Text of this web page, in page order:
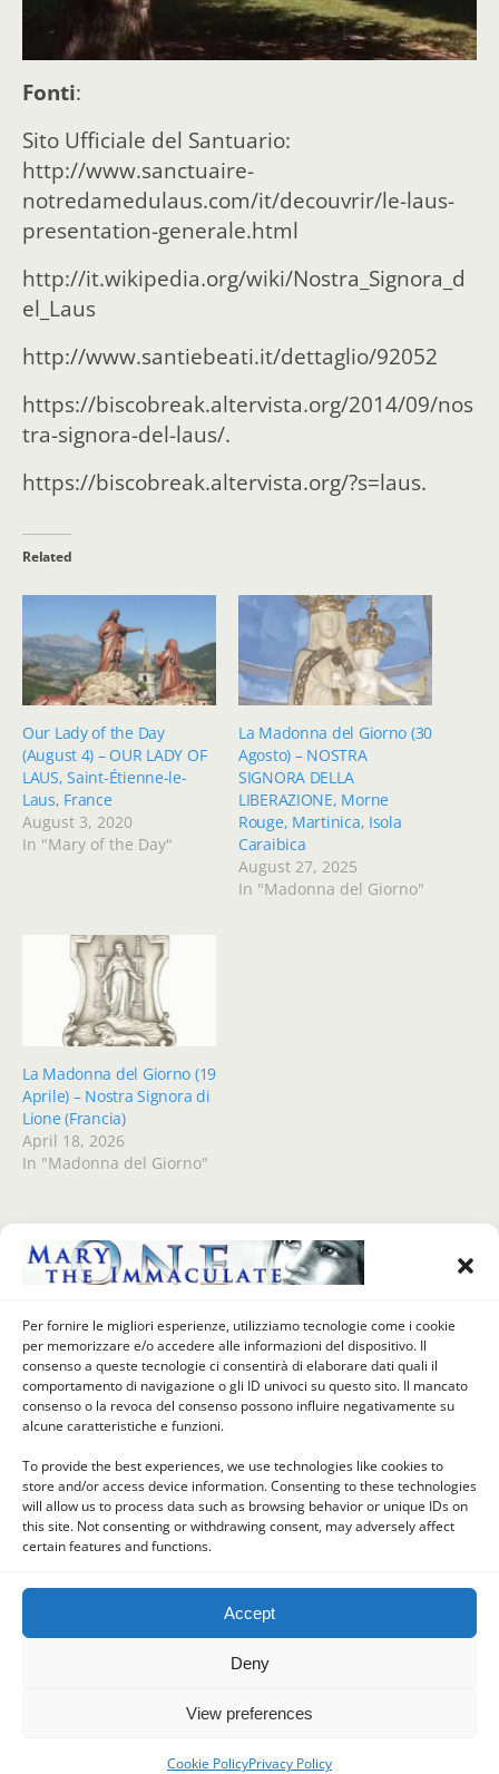
Per fornire le migliori esperienze, utilizziamo tecnologie come i cookie
per memorizzare e/o accedere alle informazioni del dispositivo. Il
consenso a queste tecnologie ci consentirà di elaborare dati quali il
comportamento di navigazione o gli ID univoci su questo sito. Il mancato
consenso o la revoca del consenso possono influire negativamente su
alcune caratteristiche e funzioni.
To provide the best experiences, we use technologies like cookies to
store and/or access device information. Consenting to these technologies
will allow us to process data such as browsing behavior or unique IDs on
this site. Not consenting or withdrawing consent, may adversely affect
certain features and functions.
Accept
Deny
View preferences
Cookie PolicyPrivacy Policy
Fonti:
Sito Ufficiale del Santuario:
http://www.sanctuaire-
notredamedulaus.com/it/decouvrir/le-laus-
presentation-generale.html
http://it.wikipedia.org/wiki/Nostra_Signora_d
el_Laus
http://www.santiebeati.it/dettaglio/92052
https://biscobreak.altervista.org/2014/09/nos
tra-signora-del-laus/.
https://biscobreak.altervista.org/?s=laus.
Related
Our Lady of the Day
(August 4) – OUR LADY OF
LAUS, Saint-Étienne-le-
Laus, France
August 3, 2020
In "Mary of the Day"
La Madonna del Giorno (30
Agosto) – NOSTRA
SIGNORA DELLA
LIBERAZIONE, Morne
Rouge, Martinica, Isola
Caraibica
August 27, 2025
In "Madonna del Giorno"
La Madonna del Giorno (19
Aprile) – Nostra Signora di
Lione (Francia)
April 18, 2026
In "Madonna del Giorno"
Previous Post
La Madonna Del Giorno (3
Agosto 1498) - MARIA
SANTISSIMA SCALA DEL
PARADISO, Noto, Siracusa,
Sicilia, Italia
La Madonna Del Giorno (5
Agosto) - Madonna Della
Neve, Basilica Santa Maria
Maggiore, Roma, Italia
Back to top
Mobile
Powered by